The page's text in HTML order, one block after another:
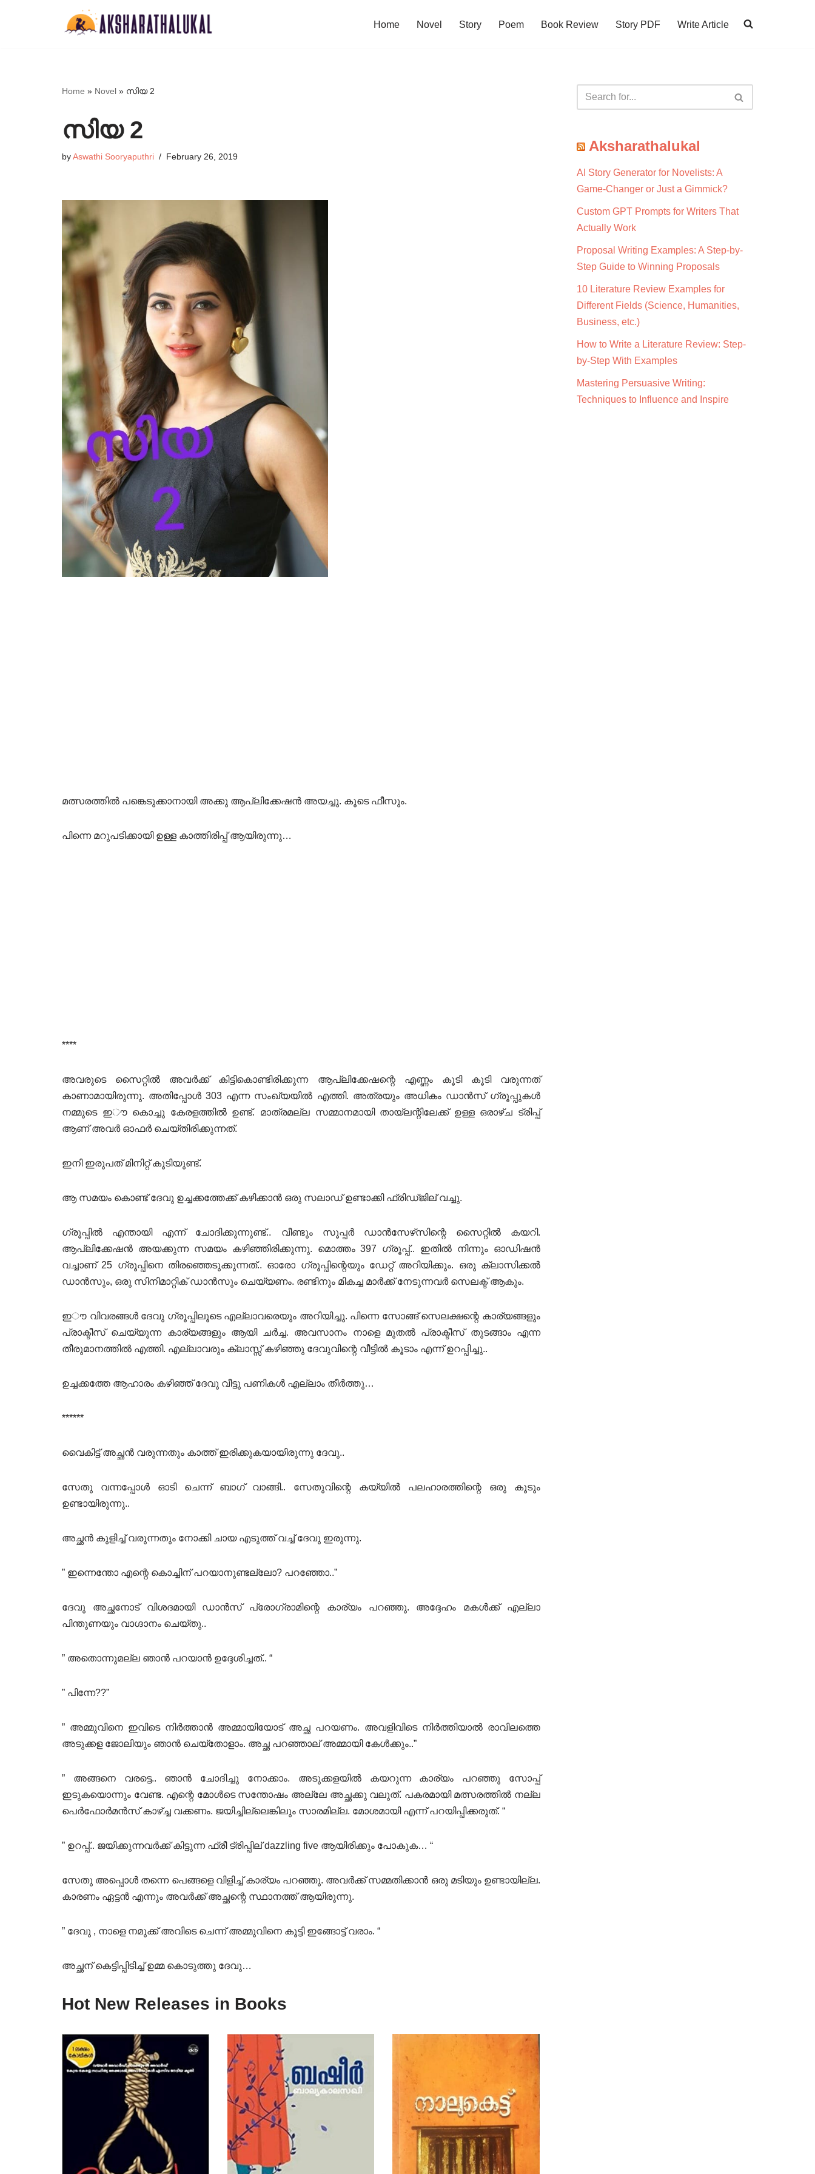
Home Novel Story Poem Book Review Story PDF Write Article
Home » Novel » സിയ 2
സിയ 2
byAswathi Sooryaputhri February 26, 2019
മത്സരത്തിൽ പങ്കെടുക്കാനായി അക്കു ആപ്ലിക്കേഷൻ അയച്ചു. കൂടെ ഫീസും.
പിന്നെ മറുപടിക്കായി ഉള്ള കാത്തിരിപ്പ് ആയിരുന്നു…
****
അവരുടെ സൈറ്റിൽ അവർക്ക് കിട്ടികൊണ്ടിരിക്കുന്ന ആപ്ലിക്കേഷന്റെ എണ്ണം കൂടി കൂടി വരുന്നത്
കാണാമായിരുന്നു. അതിപ്പോൾ 303 എന്ന സംഖ്യയിൽ എത്തി. അത്രയും അധികം ഡാൻസ് ഗ്രൂപ്പുകൾ
നമ്മുടെ ഇൗ കൊച്ചു കേരളത്തിൽ ഉണ്ട്. മാത്രമല്ല സമ്മാനമായി തായ്‌ലന്റിലേക്ക്‌ ഉള്ള ഒരാഴ്ച ട്രിപ്പ്
ആണ് അവർ ഓഫർ ചെയ്തിരിക്കുന്നത്.
ഇനി ഇരുപത് മിനിറ്റ് കൂടിയുണ്ട്.
ആ സമയം കൊണ്ട് ദേവു ഉച്ചക്കത്തേക്ക് കഴിക്കാൻ ഒരു സലാഡ് ഉണ്ടാക്കി ഫ്രിഡ്ജില് വച്ചു.
ഗ്രൂപ്പിൽ എന്തായി എന്ന് ചോദിക്കുന്നുണ്ട്.. വീണ്ടും സൂപ്പർ ഡാൻസേഴ്‌സിന്റെ സൈറ്റിൽ കയറി.
ആപ്ലിക്കേഷൻ അയക്കുന്ന സമയം കഴിഞ്ഞിരിക്കുന്നു. മൊത്തം 397 ഗ്രൂപ്പ്.. ഇതിൽ നിന്നും ഓഡിഷൻ
വച്ചാണ് 25 ഗ്രൂപ്പിനെ തിരഞ്ഞെടുക്കുന്നത്.. ഓരോ ഗ്രൂപ്പിന്റെയും ഡേറ്റ് അറിയിക്കും. ഒരു ക്ലാസിക്കൽ
ഡാൻസും, ഒരു സിനിമാറ്റിക് ഡാൻസും ചെയ്യണം. രണ്ടിനും മികച്ച മാർക്ക് നേടുന്നവർ സെലക്ട് ആകും.
ഇൗ വിവരങ്ങൾ ദേവു ഗ്രൂപ്പിലൂടെ എല്ലാവരെയും അറിയിച്ചു. പിന്നെ സോങ്ങ് സെലക്ഷന്റെ കാര്യങ്ങളും
പ്രാക്ടീസ് ചെയ്യുന്ന കാര്യങ്ങളും ആയി ചർച്ച. അവസാനം നാളെ മുതൽ പ്രാക്ടീസ് തുടങ്ങാം എന്ന
തീരുമാനത്തിൽ എത്തി. എല്ലാവരും ക്ലാസ്സ് കഴിഞ്ഞു ദേവുവിന്റെ വീട്ടിൽ കൂടാം എന്ന് ഉറപ്പിച്ചു..
ഉച്ചക്കത്തേ ആഹാരം കഴിഞ്ഞ് ദേവു വീട്ടു പണികൾ എല്ലാം തീർത്തു…
******
വൈകിട്ട് അച്ഛൻ വരുന്നതും കാത്ത് ഇരിക്കുകയായിരുന്നു ദേവു..
സേതു വന്നപ്പോൾ ഓടി ചെന്ന് ബാഗ് വാങ്ങി.. സേതുവിന്റെ കയ്യിൽ പലഹാരത്തിന്റെ ഒരു കൂടും
ഉണ്ടായിരുന്നു..
അച്ഛൻ കുളിച്ച് വരുന്നതും നോക്കി ചായ എടുത്ത് വച്ച് ദേവു ഇരുന്നു.
” ഇന്നെന്തോ എന്റെ കൊച്ചിന് പറയാനുണ്ടല്ലോ? പറഞ്ഞോ..”
ദേവു അച്ഛനോട് വിശദമായി ഡാൻസ് പ്രോഗ്രാമിന്റെ കാര്യം പറഞ്ഞു. അദ്ദേഹം മകൾക്ക് എല്ലാ
പിന്തുണയും വാഗ്ദാനം ചെയ്തു..
” അതൊന്നുമല്ല ഞാൻ പറയാൻ ഉദ്ദേശിച്ചത്.. “
” പിന്നേ??”
” അമ്മുവിനെ ഇവിടെ നിർത്താൻ അമ്മായിയോട് അച്ഛ പറയണം. അവളിവിടെ നിർത്തിയാൽ രാവിലത്തെ
അടുക്കള ജോലിയും ഞാൻ ചെയ്തോളാം. അച്ഛ പറഞ്ഞാല് അമ്മായി കേൾക്കും..”
” അങ്ങനെ വരട്ടെ.. ഞാൻ ചോദിച്ചു നോക്കാം. അടുക്കളയിൽ കയറുന്ന കാര്യം പറഞ്ഞു സോപ്പ്
ഇടുകയൊന്നും വേണ്ട. എന്റെ മോൾടെ സന്തോഷം അല്ലേ അച്ഛക്കു വലുത്. പകരമായി മത്സരത്തിൽ നല്ല
പെർഫോർമൻസ് കാഴ്ച്ച വക്കണം. ജയിച്ചില്ലെങ്കിലും സാരമില്ല. മോശമായി എന്ന് പറയിപ്പിക്കരുത്. “
” ഉറപ്പ്.. ജയിക്കുന്നവർക്ക്‌ കിട്ടുന്ന ഫ്രീ ട്രിപ്പില് dazzling five ആയിരിക്കും പോകുക… “
സേതു അപ്പൊൾ തന്നെ പെങ്ങളെ വിളിച്ച് കാര്യം പറഞ്ഞു. അവർക്ക് സമ്മതിക്കാൻ ഒരു മടിയും ഉണ്ടായില്ല.
കാരണം ഏട്ടൻ എന്നും അവർക്ക് അച്ഛന്റെ സ്ഥാനത്ത് ആയിരുന്നു.
” ദേവു , നാളെ നമുക്ക് അവിടെ ചെന്ന് അമ്മുവിനെ കൂട്ടി ഇങ്ങോട്ട് വരാം. “
അച്ഛന് കെട്ടിപ്പിടിച്ച് ഉമ്മ കൊടുത്തു ദേവു…
Hot New Releases in Books
Aksharathalukal
AI Story Generator for Novelists: A
Game-Changer or Just a Gimmick?
Custom GPT Prompts for Writers That
Actually Work
Proposal Writing Examples: A Step-by-
Step Guide to Winning Proposals
10 Literature Review Examples for
Different Fields (Science, Humanities,
Business, etc.)
How to Write a Literature Review: Step-
by-Step With Examples
Mastering Persuasive Writing:
Techniques to Influence and Inspire